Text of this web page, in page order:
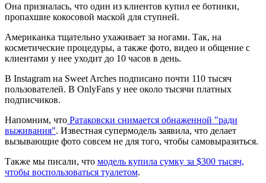
Она призналась, что один из клиентов купил ее ботинки,
пропахшие кокосовой маской для ступней.
Американка тщательно ухаживает за ногами. Так, на
косметические процедуры, а также фото, видео и общение с
клиентами у нее уходит до 10 часов в день.
В Instagram на Sweet Arches подписано почти 110 тысяч
пользователей. В OnlyFans у нее около тысячи платных
подписчиков.
Напомним, что Ратаковски снимается обнаженной "ради
выживания". Известная супермодель заявила, что делает
вызывающие фото совсем не для того, чтобы самовыразиться.
Также мы писали, что модель купила сумку за $300 тысяч,
чтобы воспользоваться туалетом.